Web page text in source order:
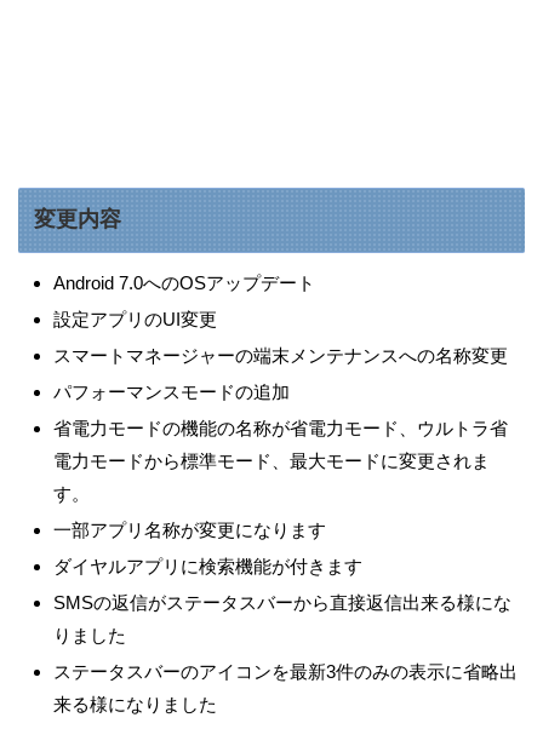
変更内容
Android 7.0へのOSアップデート
設定アプリのUI変更
スマートマネージャーの端末メンテナンスへの名称変更
パフォーマンスモードの追加
省電力モードの機能の名称が省電力モード、ウルトラ省
電力モードから標準モード、最大モードに変更されま
す。
一部アプリ名称が変更になります
ダイヤルアプリに検索機能が付きます
SMSの返信がステータスバーから直接返信出来る様にな
りました
ステータスバーのアイコンを最新3件のみの表示に省略出
来る様になりました